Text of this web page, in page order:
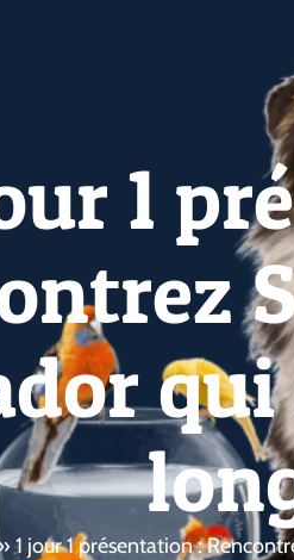
1
1 jour 1 présentation :